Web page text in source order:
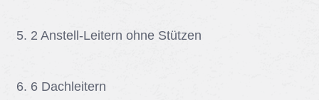
5. 2 An­stell-Lei­tern ohne Stüt­zen
6. 6 Dach­lei­tern